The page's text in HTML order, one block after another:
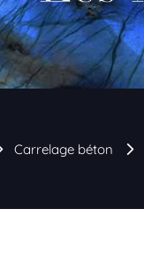
Carrelage béton